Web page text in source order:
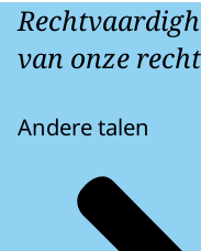
van onze
Andere talen